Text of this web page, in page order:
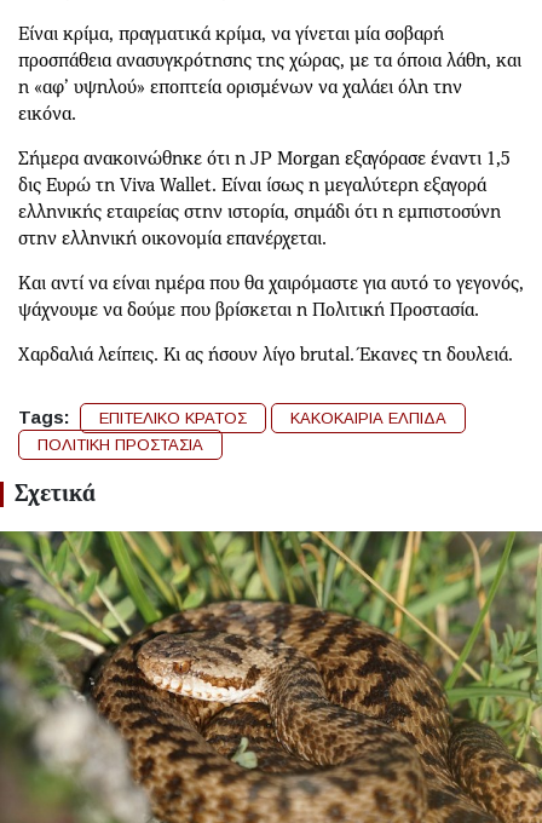
Είναι κρίμα, πραγματικά κρίμα, να γίνεται μία σοβαρή
προσπάθεια ανασυγκρότησης της χώρας, με τα όποια λάθη, και
η «αφ’ υψηλού» εποπτεία ορισμένων να χαλάει όλη την
εικόνα.
Σήμερα ανακοινώθηκε ότι η JP Morgan εξαγόρασε έναντι 1,5
δις Ευρώ τη Viva Wallet. Είναι ίσως η μεγαλύτερη εξαγορά
ελληνικής εταιρείας στην ιστορία, σημάδι ότι η εμπιστοσύνη
στην ελληνική οικονομία επανέρχεται.
Και αντί να είναι ημέρα που θα χαιρόμαστε για αυτό το γεγονός,
ψάχνουμε να δούμε που βρίσκεται η Πολιτική Προστασία.
Χαρδαλιά λείπεις. Κι ας ήσουν λίγο brutal. Έκανες τη δουλειά.
Tags: ΕΠΙΤΕΛΙΚΟ ΚΡΑΤΟΣ
ΚΑΚΟΚΑΙΡΙΑ ΕΛΠΙΔΑ
ΠΟΛΙΤΙΚΗ ΠΡΟΣΤΑΣΙΑ
Σχετικά